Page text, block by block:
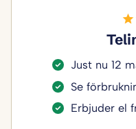
Just nu 12
Se
Erbjuder el